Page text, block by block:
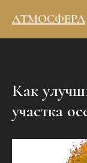
АТМОСФЕРА
Как
участка